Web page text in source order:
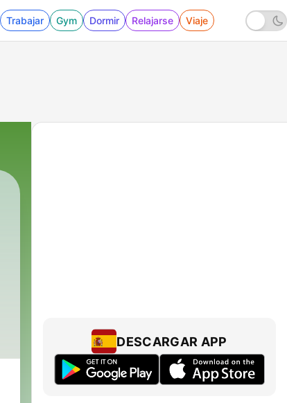
Trabajar Gym Dormir Relajarse Viaje
DESCARGAR APP